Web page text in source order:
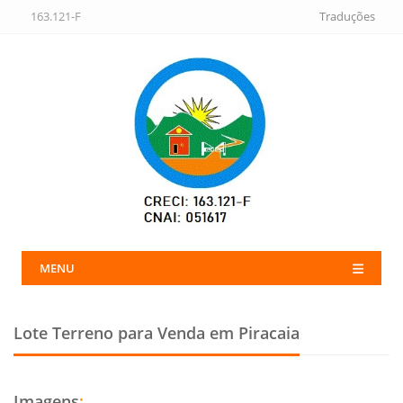
163.121-F Traduções
MENU
Lote Terreno para Venda em Piracaia